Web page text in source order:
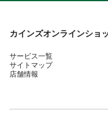
カインズオンラインショ
サービス一覧
サイトマップ
店舗情報